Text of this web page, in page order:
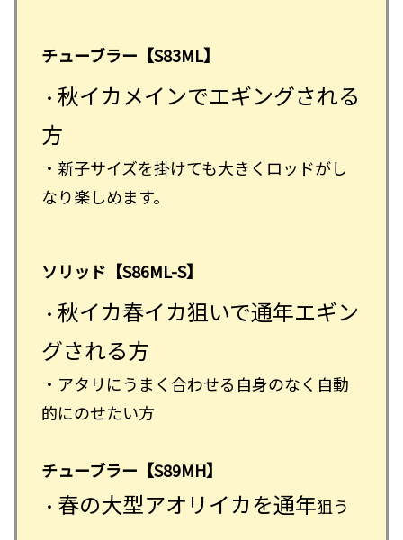
チューブラー【S83ML】
・ 秋イカメインでエギングされる
方
・新子サイズを掛けても大きくロッドがし
なり楽しめます。
ソリッド【S86ML-S】
・ 秋イカ春イカ狙いで通年エギン
グされる方
・アタリにうまく合わせる自身のなく自動
的にのせたい方
チューブラー【S89MH】
・ 春の大型アオリイカを通年狙う